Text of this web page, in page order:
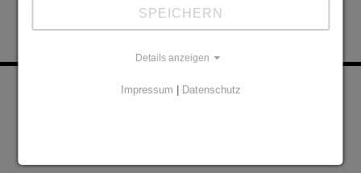
KONTAKT
SPEICHERN
Details anzeigen
Impressum Datenschutz